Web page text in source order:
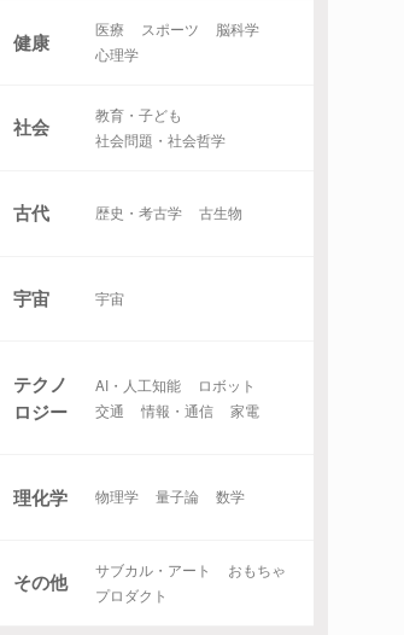
健康 医療 スポーツ
脳科学
心理学
社会
教育・子ども
社会問題・社会哲学
古代 歴史・考古学 古生物
宇宙 宇宙
テクノ
ロジー
AI・人工知能
ロボット
交通
情報・通信 家電
理化学 物理学 量子論 数学
その他 サブカル・アート
おもちゃ
プロダクト